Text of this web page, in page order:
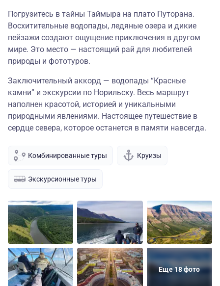
Погрузитесь в тайны Таймыра на плато Путорана.
Восхитительные водопады, ледяные озера и дикие
пейзажи создают ощущение приключения в другом
мире. Это место — настоящий рай для любителей
природы и фототуров.
Заключительный аккорд — водопады “Красные
камни” и экскурсии по Норильску. Весь маршрут
наполнен красотой, историей и уникальными
природными явлениями. Настоящее путешествие в
сердце севера, которое останется в памяти навсегда.
Комбинированные туры Круизы
Экскурсионные туры
Еще 18 фото